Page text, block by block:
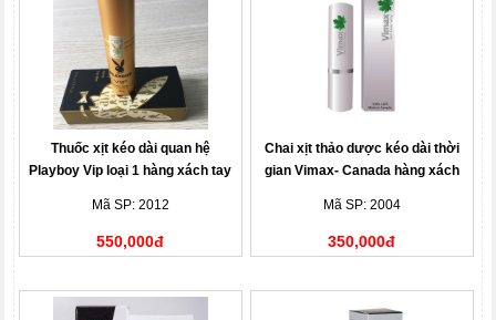
Thuốc xịt kéo dài quan hệ
Playboy Vip loại 1 hàng xách tay
Mã SP: 2012
550,000đ
Chai xịt thảo dược kéo dài thời
gian Vimax- Canada hàng xách
Mã SP: 2004
350,000đ